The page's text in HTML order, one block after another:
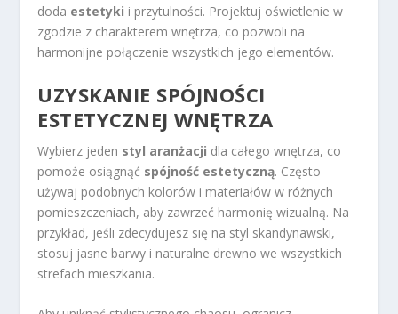
doda estetyki i przytulności. Projektuj oświetlenie w
zgodzie z charakterem wnętrza, co pozwoli na
harmonijne połączenie wszystkich jego elementów.
UZYSKANIE SPÓJNOŚCI
ESTETYCZNEJ WNĘTRZA
Wybierz jeden styl aranżacji dla całego wnętrza, co
pomoże osiągnąć spójność estetyczną. Często
używaj podobnych kolorów i materiałów w różnych
pomieszczeniach, aby zawrzeć harmonię wizualną. Na
przykład, jeśli zdecydujesz się na styl skandynawski,
stosuj jasne barwy i naturalne drewno we wszystkich
strefach mieszkania.